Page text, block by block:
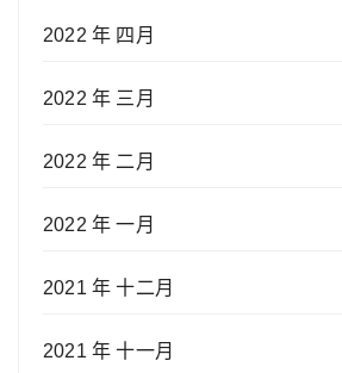
2022 年 四月
2022 年 三月
2022 年 二月
2022 年 一月
2021 年 十二月
2021 年 十一月